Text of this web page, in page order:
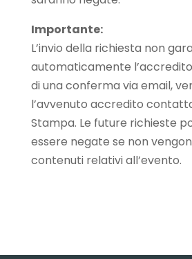
Importante:
L’invio della richiesta non
automaticamente
di una conferma via email,
l’avvenuto accredito
Stampa. Le future richieste
essere negate se non
contenuti relativi all’evento.